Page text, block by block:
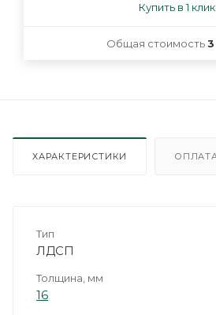
Купить в 1 клик
Общая стоимость3
ХАРАКТЕРИСТИКИ
Тип
ЛДСП
Толщина, мм
16